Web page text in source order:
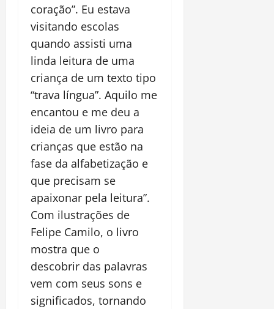
coração”. Eu estava
visitando escolas
quando assisti uma
linda leitura de uma
criança de um texto tipo
“trava língua”. Aquilo me
encantou e me deu a
ideia de um livro para
crianças que estão na
fase da alfabetização e
que precisam se
apaixonar pela leitura”.
Com ilustrações de
Felipe Camilo, o livro
mostra que o
descobrir das palavras
vem com seus sons e
significados, tornando